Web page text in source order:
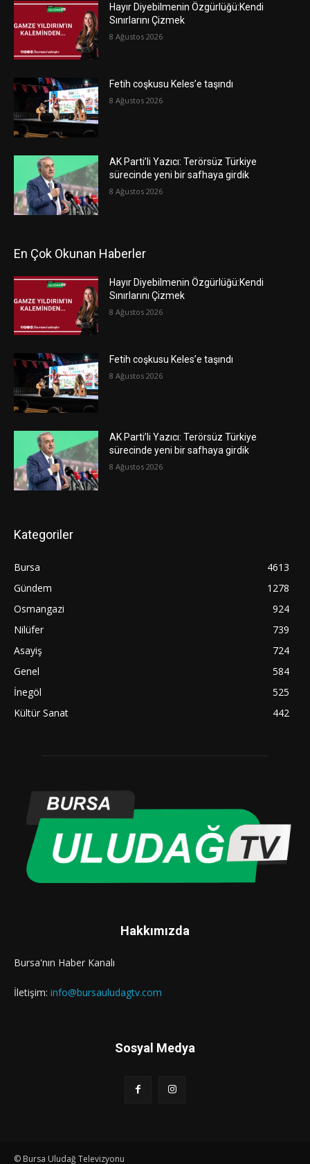
Hayır Diyebilmenin Özgürlüğü:Kendi
Sınırlarını Çizmek
8 Ağustos 2026
Fetih coşkusu Keles’e taşındı
8 Ağustos 2026
AK Parti’li Yazıcı: Terörsüz Türkiye
sürecinde yeni bir safhaya girdik
8 Ağustos 2026
En Çok Okunan Haberler
Hayır Diyebilmenin Özgürlüğü:Kendi
Sınırlarını Çizmek
8 Ağustos 2026
Fetih coşkusu Keles’e taşındı
8 Ağustos 2026
AK Parti’li Yazıcı: Terörsüz Türkiye
sürecinde yeni bir safhaya girdik
8 Ağustos 2026
Kategoriler
Bursa
4613
Gündem
1278
Osmangazi
924
Nilüfer
739
Asayiş
724
Genel
584
İnegöl
525
Kültür Sanat
442
Hakkımızda
Bursa'nın Haber Kanalı
İletişim: info@bursauludagtv.com
Sosyal Medya
© Bursa Uludağ Televizyonu